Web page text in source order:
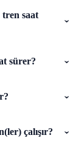
saat
sürer?
çalışır?